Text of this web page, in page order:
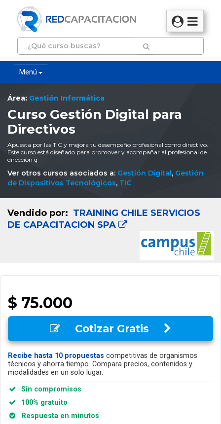
Menú
Área: Gestión Informática
Curso Gestión Digital para
Directivos
Apuesta por las TIC y mejora tu desempeño profesional como directivo.
Este curso está diseñado para promover y acompañar al profesional de
dirección q
Ver otros cursos asociados a: Gestión Digital, Gestión
de Dispositivos Tecnológicos, TIC
Vendido por: TRAINING CHILE SERVICIOS
DE CAPACITACION SPA
$ 75.000
Cotizar Gratis
Recibe hasta 10 propuestas competitivas de organismos
técnicos y ahorra tiempo. Compara precios, contenidos y
modalidades en un solo lugar.
Sin compromisos
100% gratuito
Respuesta en minutos